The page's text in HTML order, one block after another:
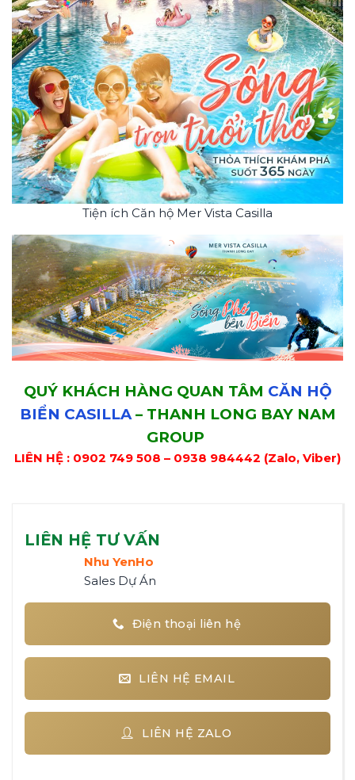
Tiện ích Căn hộ Mer Vista Casilla
QUÝ KHÁCH HÀNG QUAN TÂM CĂN HỘ
BIỂN CASILLA– THANH LONG BAY NAM
GROUP
LIÊN HỆ : 0902 749 508 – 0938 984442 (Zalo, Viber)
LIÊN HỆ TƯ VẤN
Nhu YenHo
Sales Dự Án
Điện thoại liên hệ
LIÊN HỆ EMAIL
LIÊN HỆ ZALO